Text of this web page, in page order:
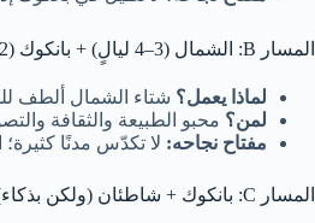
المسار B: الشمال (3–4 ليالٍ) + بانكوك (2 ليالٍ) 🏞️➡️🛍️
لماذا يعمل؟ شتاء الشمال ألطف
لمن؟ محبو الطبيعة والثقافة
مفتاح نجاحه: لا تكدّس مدنًا
المسار C: بانكوك + شاطئان (ولكن بذكاء) 🧩